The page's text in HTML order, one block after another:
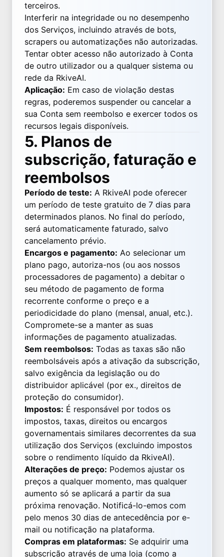
terceiros.
Interferir na integridade ou no desempenho
dos Serviços, incluindo através de bots,
scrapers ou automatizações não autorizadas.
Tentar obter acesso não autorizado à Conta
de outro utilizador ou a qualquer sistema ou
rede da RkiveAI.
Aplicação: Em caso de violação destas
regras, poderemos suspender ou cancelar a
sua Conta sem reembolso e exercer todos os
recursos legais disponíveis.
5. Planos de
subscrição, faturação e
reembolsos
Período de teste: A RkiveAI pode oferecer
um período de teste gratuito de 7 dias para
determinados planos. No final do período,
será automaticamente faturado, salvo
cancelamento prévio.
Encargos e pagamento: Ao selecionar um
plano pago, autoriza-nos (ou aos nossos
processadores de pagamento) a debitar o
seu método de pagamento de forma
recorrente conforme o preço e a
periodicidade do plano (mensal, anual, etc.).
Compromete-se a manter as suas
informações de pagamento atualizadas.
Sem reembolsos: Todas as taxas são não
reembolsáveis após a ativação da subscrição,
salvo exigência da legislação ou do
distribuidor aplicável (por ex., direitos de
proteção do consumidor).
Impostos: É responsável por todos os
impostos, taxas, direitos ou encargos
governamentais similares decorrentes da sua
utilização dos Serviços (excluindo impostos
sobre o rendimento líquido da RkiveAI).
Alterações de preço: Podemos ajustar os
preços a qualquer momento, mas qualquer
aumento só se aplicará a partir da sua
próxima renovação. Notificá-lo-emos com
pelo menos 30 dias de antecedência por e-
mail ou notificação na plataforma.
Compras em plataformas: Se adquirir uma
subscrição através de uma loja (como a